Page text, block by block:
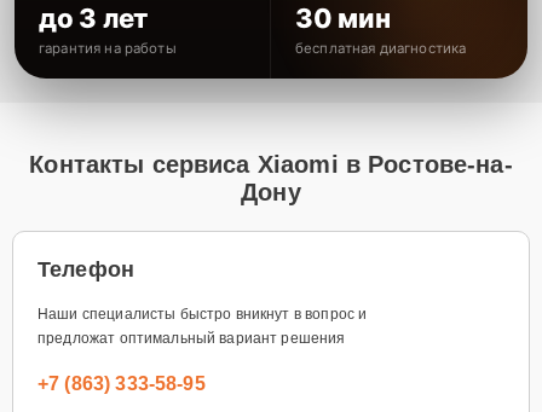
до 3 лет
гарантия на работы
30 мин
бесплатная диагностика
Контакты сервиса Xiaomi в Ростове-на-
Дону
Телефон
Наши специалисты быстро вникнут в вопрос и
предложат оптимальный вариант решения
+7 (863) 333-58-95